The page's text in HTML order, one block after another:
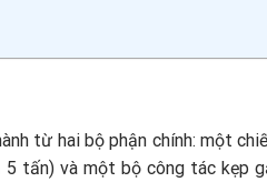
từ hai bộ phận chính: một
tấn) và một bộ công tác kẹp